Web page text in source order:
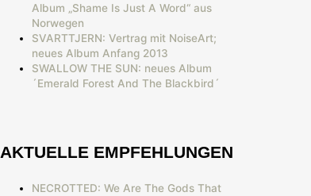
Album „Shame Is Just A Word“ aus
Norwegen
SVARTTJERN: Vertrag mit NoiseArt;
neues Album Anfang 2013
SWALLOW THE SUN: neues Album
´Emerald Forest And The Blackbird´
AKTUELLE EMPFEHLUNGEN
NECROTTED: We Are The Gods That